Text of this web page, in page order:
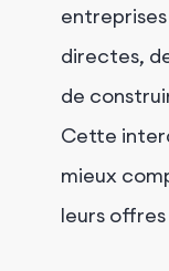
directes,
de
Cette
mieux
leurs